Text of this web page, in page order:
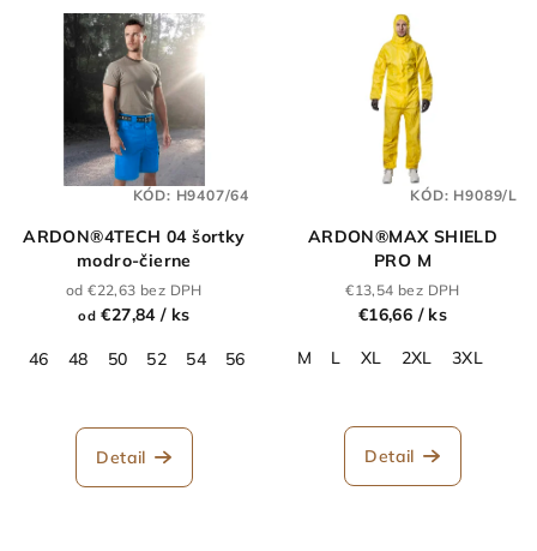
oARDON®4TECH 04 šortky
modro-čierne
od €22,63 bez DPH
od €27,84/ ks
46 48 50 52 54 56 60 62 64
Detail
KÓD: H9407/64
ARDON®MAX SHIELD
PRO M
€13,54 bez DPH
€16,66 / ks
M
L XL 2XL 3XL
Detail
KÓD: H9089/L